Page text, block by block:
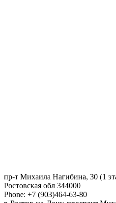
пр-т Михаила Нагибина, 30 (1
Ростовская обл 344000
Phone: +7 (903)464-63-80